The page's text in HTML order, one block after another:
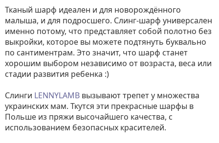
Тканый шарф идеален и для новорождённого
малыша, и для подросшего. Слинг-шарф универсален
именно потому, что представляет собой полотно без
выкройки, которое вы можете подтянуть буквально
по сантиментрам. Это значит, что шарф станет
хорошим выбором независимо от возраста, веса или
стадии развития ребенка :)
Слинги LENNYLAMB вызывают трепет у множества
украинских мам. Ткутся эти прекрасные шарфы в
Польше из пряжи высочайшего качества, с
использованием безопасных красителей.